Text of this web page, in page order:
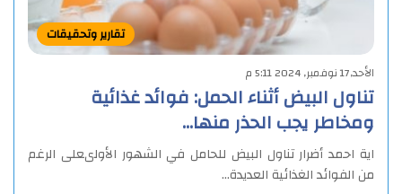
تقارير وتحقيقات
الأحد,17 نوفمبر, 2024 5:11 م
تناول البيض أثناء الحمل: فوائد غذائية
ومخاطر يجب الحذر منها…
اية احمد أضرار تناول البيض للحامل في الشهور الأولىعلى الرغم
من الفوائد الغذائية العديدة…